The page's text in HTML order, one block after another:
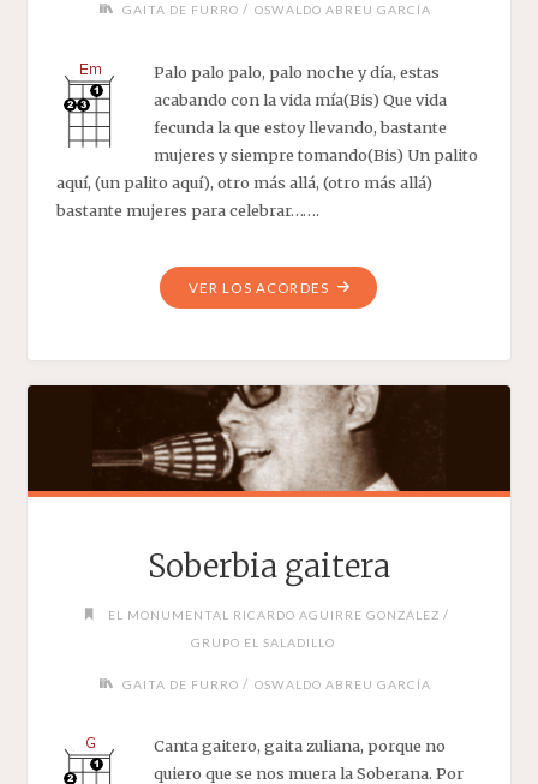
GAITA DE FURRO / OSWALDO ABREU GARCÍA
Palo palo palo, palo noche y día, estas
acabando con la vida mía(Bis) Que vida
fecunda la que estoy llevando, bastante
mujeres y siempre tomando(Bis) Un palito
aquí, (un palito aquí), otro más allá, (otro más allá)
bastante mujeres para celebrar…….
VER LOS ACORDES"PALO,
Soberbia gaitera
EL MONUMENTAL RICARDO AGUIRRE GONZÁLEZ /
GRUPO EL SALADILLO
GAITA DE FURRO / OSWALDO ABREU GARCÍA
Canta gaitero, gaita zuliana, porque no
quiero que se nos muera la Soberana. Por